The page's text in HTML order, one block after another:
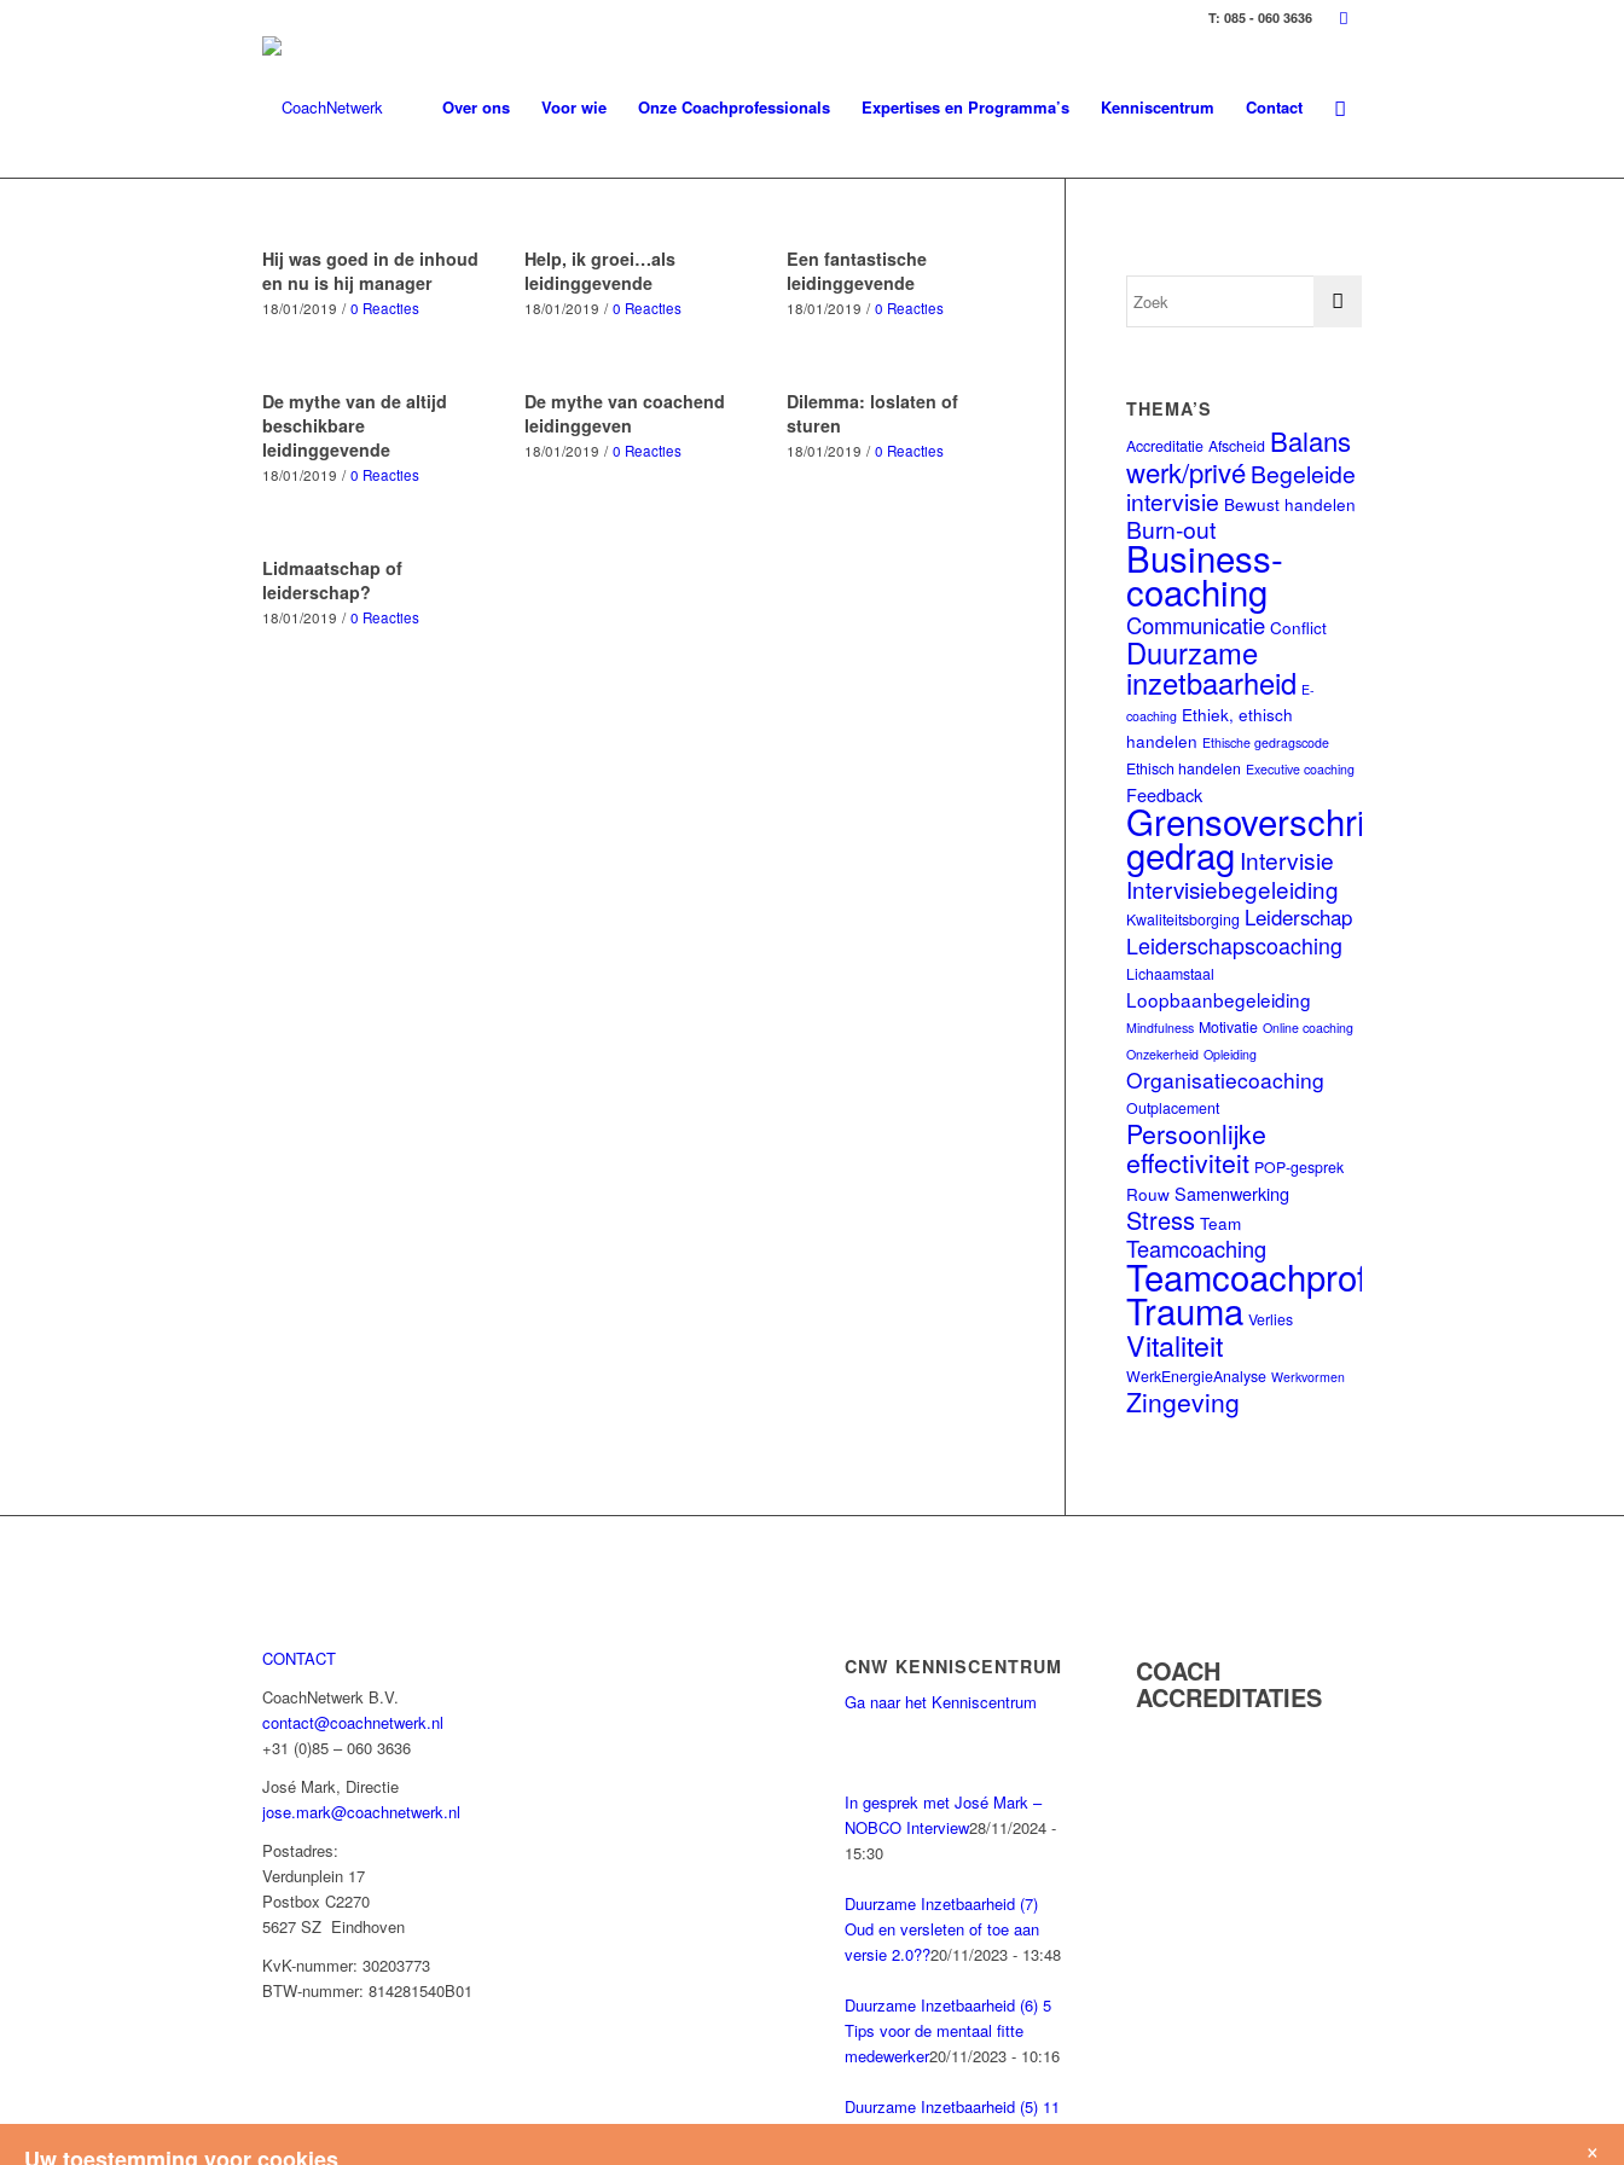
T: 085 - 060 3636
Over ons Voor wie Onze Coachprofessionals Expertises en Programma’s Kenniscentrum Contact
Hij was goed in de inhoud
en nu is hij manager
18/01/2019 / 0 Reacties
Help, ik groei…als
leidinggevende
18/01/2019 / 0 Reacties
Een fantastische
leidinggevende
18/01/2019 / 0 Reacties
De mythe van de altijd
beschikbare
leidinggevende
18/01/2019 / 0 Reacties
De mythe van coachend
leidinggeven
18/01/2019 / 0 Reacties
Dilemma: loslaten of
sturen
18/01/2019 / 0 Reacties
Lidmaatschap of
leiderschap?
18/01/2019 / 0 Reacties
THEMA’S
Accreditatie Afscheid Balans
werk/privéBegeleide
intervisie Bewust handelen
Burn-out
Business-
coaching
Communicatie Conflict
Duurzame
inzetbaarheid E-
coaching Ethiek, ethisch
handelen Ethische gedragscode
Ethisch handelen Executive coaching
Feedback
Grensoverschrijdend
gedrag Intervisie
Intervisiebegeleiding
Kwaliteitsborging Leiderschap
Leiderschapscoaching
Lichaamstaal
Loopbaanbegeleiding
Mindfulness Motivatie Online coaching
Onzekerheid Opleiding
Organisatiecoaching
Outplacement
Persoonlijke
effectiviteit POP-gesprek
Rouw Samenwerking
Stress Team
Teamcoaching
Teamcoachprofessionals
Trauma Verlies
Vitaliteit
WerkEnergieAnalyse Werkvormen
Zingeving
CONTACT
CoachNetwerk B.V.
contact@coachnetwerk.nl
+31 (0)85 – 060 3636
José Mark, Directie
jose.mark@coachnetwerk.nl
Postadres:
Verdunplein 17
Postbox C2270
5627 SZ Eindhoven
KvK-nummer: 30203773
BTW-nummer: 814281540B01
CNW KENNISCENTRUM
Ga naar het Kenniscentrum
In gesprek met José Mark –
NOBCO Interview28/11/2024 -
15:30
Duurzame Inzetbaarheid (7)
Oud en versleten of toe aan
versie 2.0??20/11/2023 - 13:48
Duurzame Inzetbaarheid (6) 5
Tips voor de mentaal fitte
medewerker20/11/2023 - 10:16
Duurzame Inzetbaarheid (5) 11
Handige tips voor
COACH
ACCREDITATIES
×